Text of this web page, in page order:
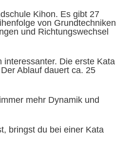
Kihon. Es gibt 27
von Grundtechniken
und Richtungswechsel
Die erste Kata
Ablauf dauert ca. 25
mehr Dynamik und
bringst du bei einer Kata